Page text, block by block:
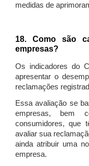
medidas de
18. Como são
empresas?
Os indicadores do
apresentar o
reclamações
Essa avaliação se
empresas, bem
consumidores, que
avaliar sua
ainda atribuir uma
empresa.